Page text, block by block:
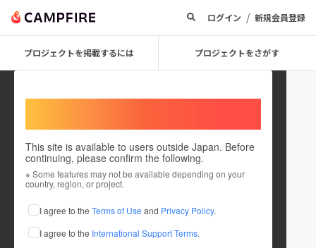
ログイン / 新規会員登録
プロジェクトを掲載するには プロジェクトをさがす
This site is available to users outside Japan. Before
continuing, please confirm the following.
※ Some features may not be available depending on your
country, region, or project.
I agree to the Terms of Use and Privacy Policy.
I agree to the International Support Terms.
sorajiro1221
これまでに2件のプロジェクトを投稿しています
在住国：日本 現在地：未設定